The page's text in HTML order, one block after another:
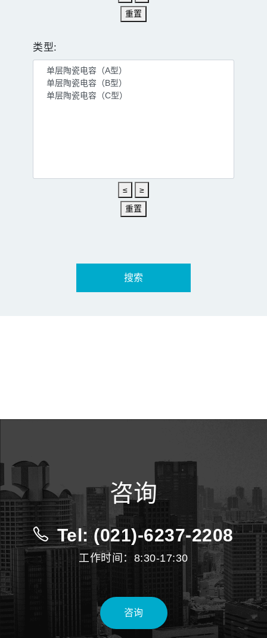
重置
类型:
≤
≥
重置
咨询
Tel: (021)-6237-2208
工作时间：8:30-17:30
咨询